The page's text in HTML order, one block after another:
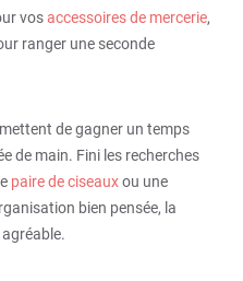
vosaccessoires de mercerie,
ranger une seconde
de gagner un temps
de main. Fini les recherches
paire de ciseauxou une
bien pensée, la